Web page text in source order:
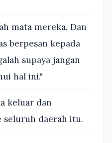
mata mereka. Dan
berpesan kepada
supaya jangan
hal ini."
keluar dan
seluruh daerah itu.